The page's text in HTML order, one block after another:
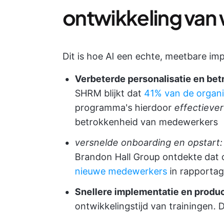
ontwikkeling van
Dit is hoe AI een echte, meetbare
Verbeterde personalisatie en
SHRM blijkt dat 41% van de
programma's hierdoor effectiever
betrokkenheid van medewerkers
versnelde onboarding en opstart:
Brandon Hall Group ontdekte dat
nieuwe medewerkers in
Snellere implementatie en
ontwikkelingstijd van trainingen.